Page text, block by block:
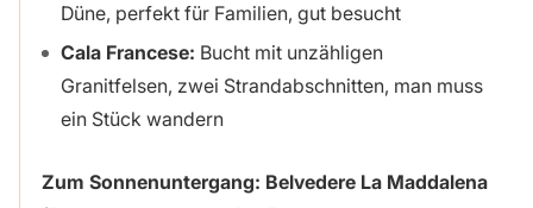
Düne, perfekt für Familien, gut besucht
Cala Francese: Bucht mit unzähligen
Granitfelsen, zwei Strandabschnitten, man muss
ein Stück wandern
Zum Sonnenuntergang: Belvedere La Maddalena